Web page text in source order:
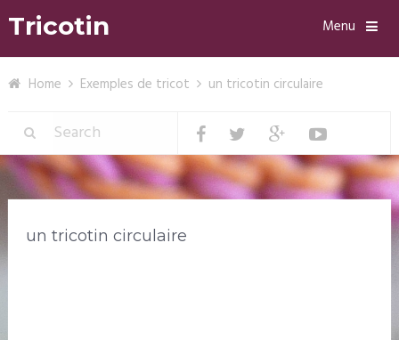
Tricotin Menu
Home Exemples de tricot un tricotin circulaire
un tricotin circulaire